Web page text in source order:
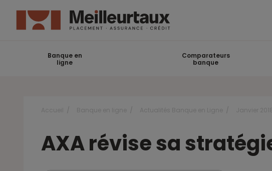
Banque en
ligne
Comparateurs
banque
AXA révise sa